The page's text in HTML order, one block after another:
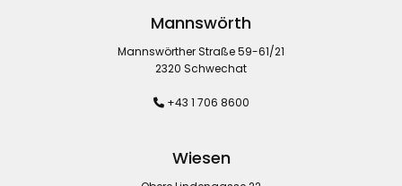
Mannswörth
Mannswörther Straße 59-61/21
2320 Schwechat
 +43 1 706 8600
Wiesen